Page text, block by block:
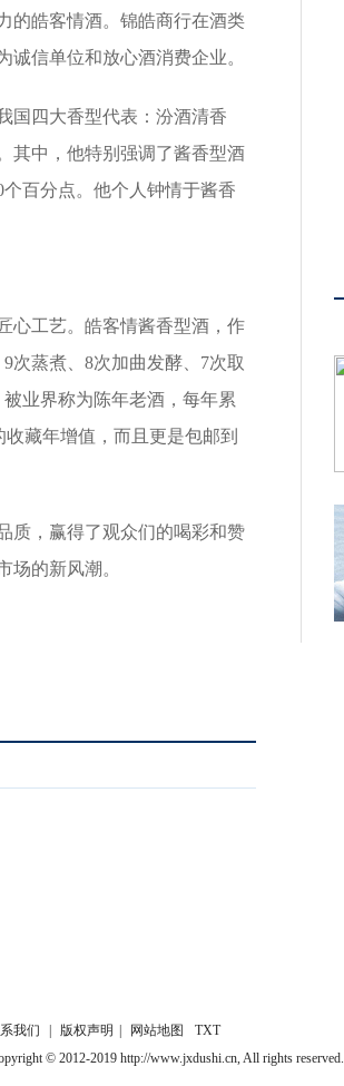
的皓客情酒。锦皓商行在酒类
信单位和放心酒消费企业。
国四大香型代表：汾酒清香
其中，他特别强调了酱香型酒
百分点。他个人钟情于酱香
心工艺。皓客情酱香型酒，作
次蒸煮、8次加曲发酵、7次取
业界称为陈年老酒，每年累
藏年增值，而且更是包邮到
质，赢得了观众们的喝彩和赞
场的新风潮。
我们 版权声明 网站地图
TXT
© 2012-2019 http://www.jxdushi.cn, All rights reserved.